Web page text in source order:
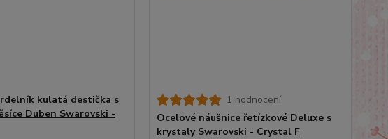
kulatá destička s
Duben Swarovski -
1 hodnocení
Ocelové náušnice řetízkové Deluxe s
krystaly Swarovski - Crystal F